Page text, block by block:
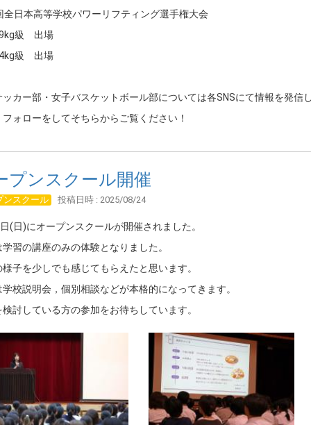
全日本高等学校パワーリフティング選手権大会
級 出場
級 出場
カー部・女子バスケットボール部については各SNSにて情報を発信
ォローをしてそちらからご覧ください！
プンスクール開催
ンスクール 投稿日時 : 2025/08/24
(日)にオープンスクールが開催されました。
習の講座のみの体験となりました。
子を少しでも感じてもらえたと思います。
校説明会，個別相談などが本格的になってきます。
討している方の参加をお待ちしています。